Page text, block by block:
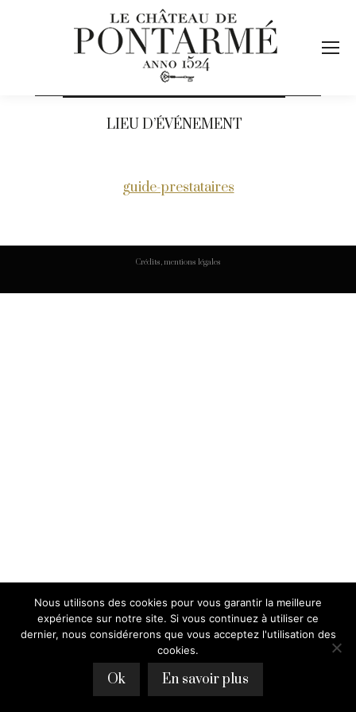
LIEU D’ÉVÉNEMENT
guide-prestataires
Crédits, mentions légales
Nous utilisons des cookies pour vous garantir la meilleure
expérience sur notre site. Si vous continuez à utiliser ce
dernier, nous considérerons que vous acceptez l'utilisation des
cookies.
Ok En savoir plus